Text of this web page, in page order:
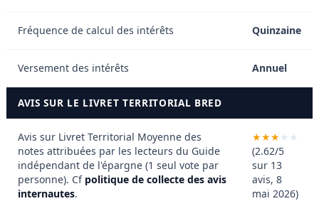
Fréquence de calcul des intérêts Quinzaine
Versement des intérêts Annuel
AVIS SUR LE LIVRET TERRITORIAL BRED
Avis sur Livret Territorial Moyenne des
notes attribuées par les lecteurs du Guide
indépendant de l'épargne (1 seul vote par
personne). Cf politique de collecte des avis
internautes.
(2.62/5
sur 13
avis, 8
mai 2026)